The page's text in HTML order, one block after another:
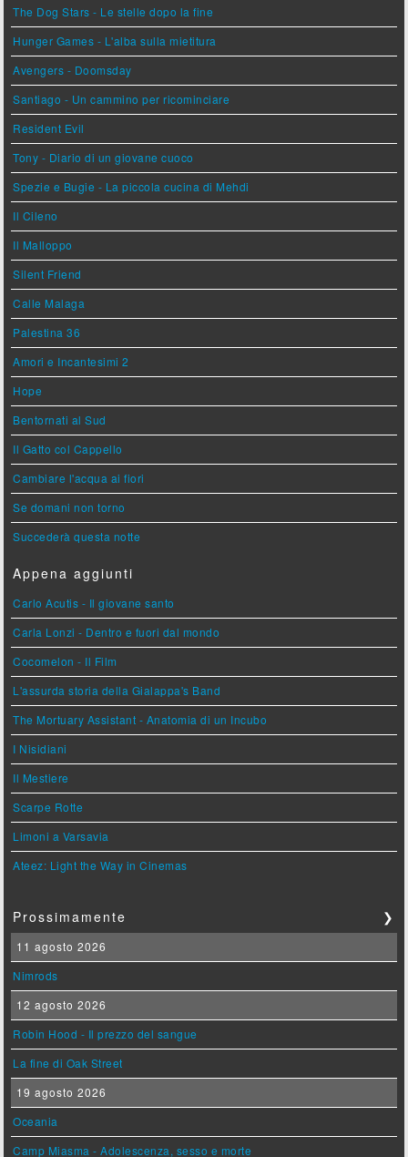
The Dog Stars - Le stelle dopo la fine
Hunger Games - L'alba sulla mietitura
Avengers - Doomsday
Santiago - Un cammino per ricominciare
Resident Evil
Tony - Diario di un giovane cuoco
Spezie e Bugie - La piccola cucina di Mehdi
Il Cileno
Il Malloppo
Silent Friend
Calle Malaga
Palestina 36
Amori e Incantesimi 2
Hope
Bentornati al Sud
Il Gatto col Cappello
Cambiare l'acqua ai fiori
Se domani non torno
Succederà questa notte
Appena aggiunti
Carlo Acutis - Il giovane santo
Carla Lonzi - Dentro e fuori dal mondo
Cocomelon - Il Film
L'assurda storia della Gialappa's Band
The Mortuary Assistant - Anatomia di un Incubo
I Nisidiani
Il Mestiere
Scarpe Rotte
Limoni a Varsavia
Ateez: Light the Way in Cinemas
Prossimamente ❯
11 agosto 2026
Nimrods
12 agosto 2026
Robin Hood - Il prezzo del sangue
La fine di Oak Street
19 agosto 2026
Oceania
Camp Miasma - Adolescenza, sesso e morte